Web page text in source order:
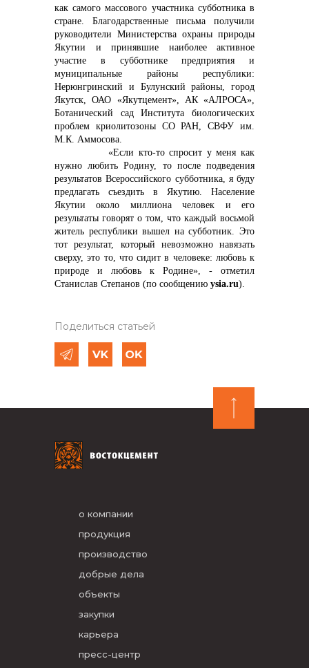
как самого массового участника субботника в
стране. Благодарственные письма получили
руководители Министерства охраны природы
Якутии и принявшие наиболее активное
участие в субботнике предприятия и
муниципальные районы республики:
Нерюнгринский и Булунский районы, город
Якутск, ОАО «Якутцемент», АК «АЛРОСА»,
Ботанический сад Института биологических
проблем криолитозоны СО РАН, СВФУ им.
М.К. Аммосова.
«Если кто-то спросит у меня как
нужно любить Родину, то после подведения
результатов Всероссийского субботника, я буду
предлагать съездить в Якутию. Население
Якутии около миллиона человек и его
результаты говорят о том, что каждый восьмой
житель республики вышел на субботник. Это
тот результат, который невозможно навязать
сверху, это то, что сидит в человеке: любовь к
природе и любовь к Родине», - отметил
Станислав Степанов (по сообщению ysia.ru).
Поделиться статьей
о компании
продукция
производство
добрые дела
объекты
закупки
карьера
пресс-центр